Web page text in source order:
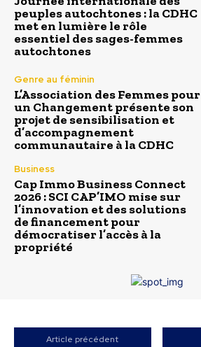
peuples autochtones : la CDHC
met en lumière le rôle
essentiel des sages-femmes
autochtones
Genre au féminin
L’Association des Femmes pour
un Changement présente son
projet de sensibilisation et
d’accompagnement
communautaire à la CDHC
Business
Cap Immo Business Connect
2026 : SCI CAP’IMO mise sur
l’innovation et des solutions
de financement pour
démocratiser l’accès à la
propriété
Article précédent